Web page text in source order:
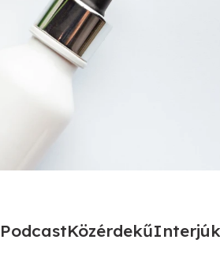
PodcastKözérdekűInterjúk